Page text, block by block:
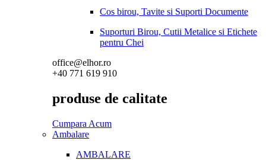
Cos birou, Tavite si Suporti Documente
Suporturi Birou, Cutii Metalice si Etichete
pentru Chei
office@elhor.ro
+40 771 619 910
produse de calitate
Cumpara Acum
Ambalare
AMBALARE